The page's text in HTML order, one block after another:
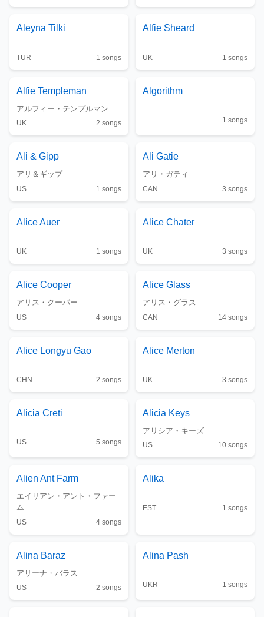
Aleyna Tilki
TUR 1 songs
Alfie Sheard
UK 1 songs
Alfie Templeman
アルフィー・テンプルマン
UK 2 songs
Algorithm
1 songs
Ali & Gipp
アリ＆ギップ
US 1 songs
Ali Gatie
アリ・ガティ
CAN 3 songs
Alice Auer
UK 1 songs
Alice Chater
UK 3 songs
Alice Cooper
アリス・クーパー
US 4 songs
Alice Glass
アリス・グラス
CAN 14 songs
Alice Longyu Gao
CHN 2 songs
Alice Merton
UK 3 songs
Alicia Creti
US 5 songs
Alicia Keys
アリシア・キーズ
US 10 songs
Alien Ant Farm
エイリアン・アント・ファー
ム
US 4 songs
Alika
EST 1 songs
Alina Baraz
アリーナ・バラス
US 2 songs
Alina Pash
UKR 1 songs